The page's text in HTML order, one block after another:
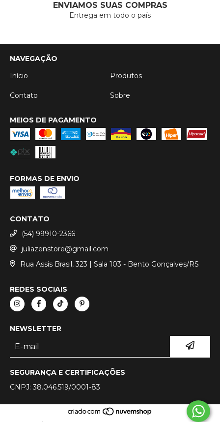
ENVIAMOS SUAS COMPRAS
Entrega em todo o país
NAVEGAÇÃO
Início
Produtos
Contato Sobre
MEIOS DE PAGAMENTO
FORMAS DE ENVIO
CONTATO
(54) 99910-2366
juliazenstore@gmail.com
Rua Assis Brasil, 323 | Sala 103 - Bento Gonçalves/RS
REDES SOCIAIS
NEWSLETTER
SEGURANÇA E CERTIFICAÇÕES
CNPJ: 38.046.519/0001-83